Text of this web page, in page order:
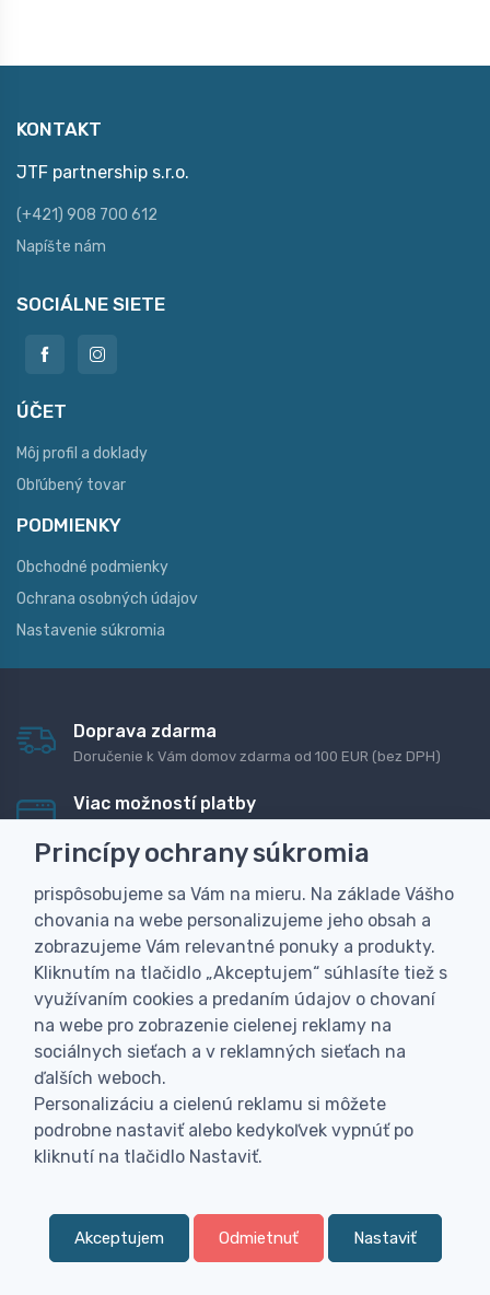
KONTAKT
JTF partnership s.r.o.
(+421) 908 700 612
Napíšte nám
SOCIÁLNE SIETE
ÚČET
Môj profil a doklady
Obľúbený tovar
PODMIENKY
Obchodné podmienky
Ochrana osobných údajov
Nastavenie súkromia
Doprava zdarma
Doručenie k Vám domov zdarma od 100 EUR (bez DPH)
Viac možností platby
dobierku
Personalizácia
Vyrobíme Vám vlastný originálny darček
Skúsenosť
Široký sortiment, z ktorého Vám pomôžeme vybrať
0
Princípy ochrany súkromia
prispôsobujeme sa Vám na mieru. Na základe Vášho
chovania na webe personalizujeme jeho obsah a
zobrazujeme Vám relevantné ponuky a produkty.
Kliknutím na tlačidlo „Akceptujem“ súhlasíte tiež s
využívaním cookies a predaním údajov o chovaní
na webe pro zobrazenie cielenej reklamy na
sociálnych sieťach a v reklamných sieťach na
ďalších weboch.
Personalizáciu a cielenú reklamu si môžete
podrobne nastaviť alebo kedykoľvek vypnúť po
kliknutí na tlačidlo Nastaviť.
Akceptujem Odmietnuť Nastaviť